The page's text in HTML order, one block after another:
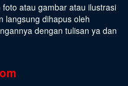
atau gambar atau ilustrasi
langsung dihapus oleh
dengan tulisan ya dan